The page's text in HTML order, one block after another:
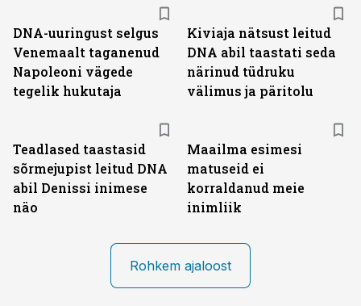
DNA-uuringust selgus
Venemaalt taganenud
Napoleoni vägede
tegelik hukutaja
Kiviaja nätsust leitud
DNA abil taastati seda
närinud tüdruku
välimus ja päritolu
Teadlased taastasid
sõrmejupist leitud DNA
abil Denissi inimese
näo
Maailma esimesi
matuseid ei
korraldanud meie
inimliik
Rohkem ajaloost